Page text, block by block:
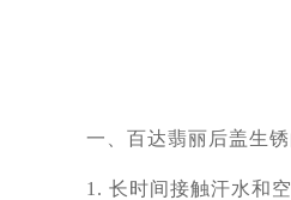
一、百达翡丽后盖生锈
1. 长时间接触汗水和